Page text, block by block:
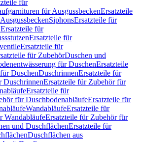
für
für AusgussbeckenErsatzteile
SiphonsErsatzteile für
Ersatzteile für
Ersatzteile für
Ersatzteile für
für ZubehörDuschen und
für DuschenErsatzteile
DuschenDuschrinnenErsatzteile für
DuschrinnenErsatzteile für Zubehör für
Ersatzteile für
für DuschbodenabläufeErsatzteile für
WandabläufeErsatzteile für
WandabläufeErsatzteile für Zubehör für
und DuschflächenErsatzteile für
Duschflächen aus